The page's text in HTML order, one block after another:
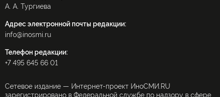
А. А. Тургиева
Адрес электронной почты редакции:
info@inosmi.ru
Телефон редакции:
+7 495 645 66 01
Сетевое издание — Интернет-проект ИноСМИ.RU
зарегистрировано в Федеральной службе по надзору в сфере